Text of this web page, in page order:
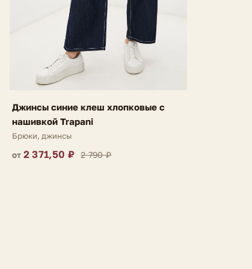
Джинсы синие клеш хлопковые с
нашивкой Trapani
Брюки, джинсы
от 2 371,50 ₽ 2 790 ₽